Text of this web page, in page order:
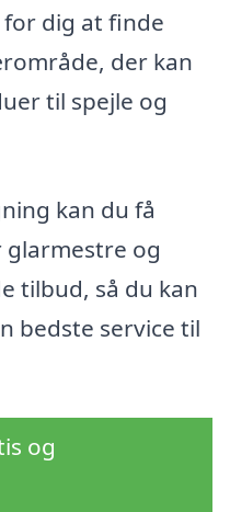
dig at finde
der kan
til spejle og
kan du få
glarmestre og
tilbud, så du kan
bedste service til
og